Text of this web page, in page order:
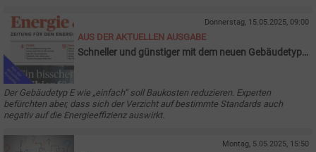
Donnerstag, 15.05.2025, 09:00
AUS DER AKTUELLEN AUSGABE
Schneller und günstiger mit dem neuen Gebäudetyp
Der Gebäudetyp E wie „einfach“ soll Baukosten reduzieren. Experten
befürchten aber, dass sich der Verzicht auf bestimmte Standards auch
negativ auf die Energieeffizienz auswirkt.
Montag, 5.05.2025, 15:50